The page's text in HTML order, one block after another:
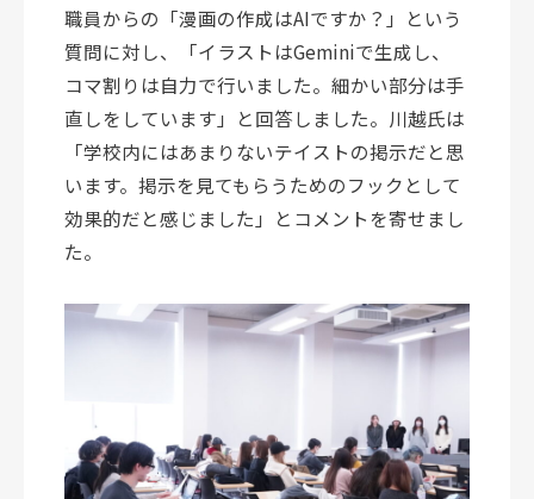
職員からの「漫画の作成はAIですか？」という
質問に対し、「イラストはGeminiで生成し、
コマ割りは自力で行いました。細かい部分は手
直しをしています」と回答しました。川越氏は
「学校内にはあまりないテイストの掲示だと思
います。掲示を見てもらうためのフックとして
効果的だと感じました」とコメントを寄せまし
た。